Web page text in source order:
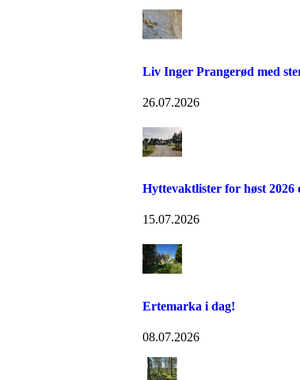
Liv Inger Prangerød med
26.07.2026
Hyttevaktlister for høst 2026
15.07.2026
Ertemarka i dag!
08.07.2026